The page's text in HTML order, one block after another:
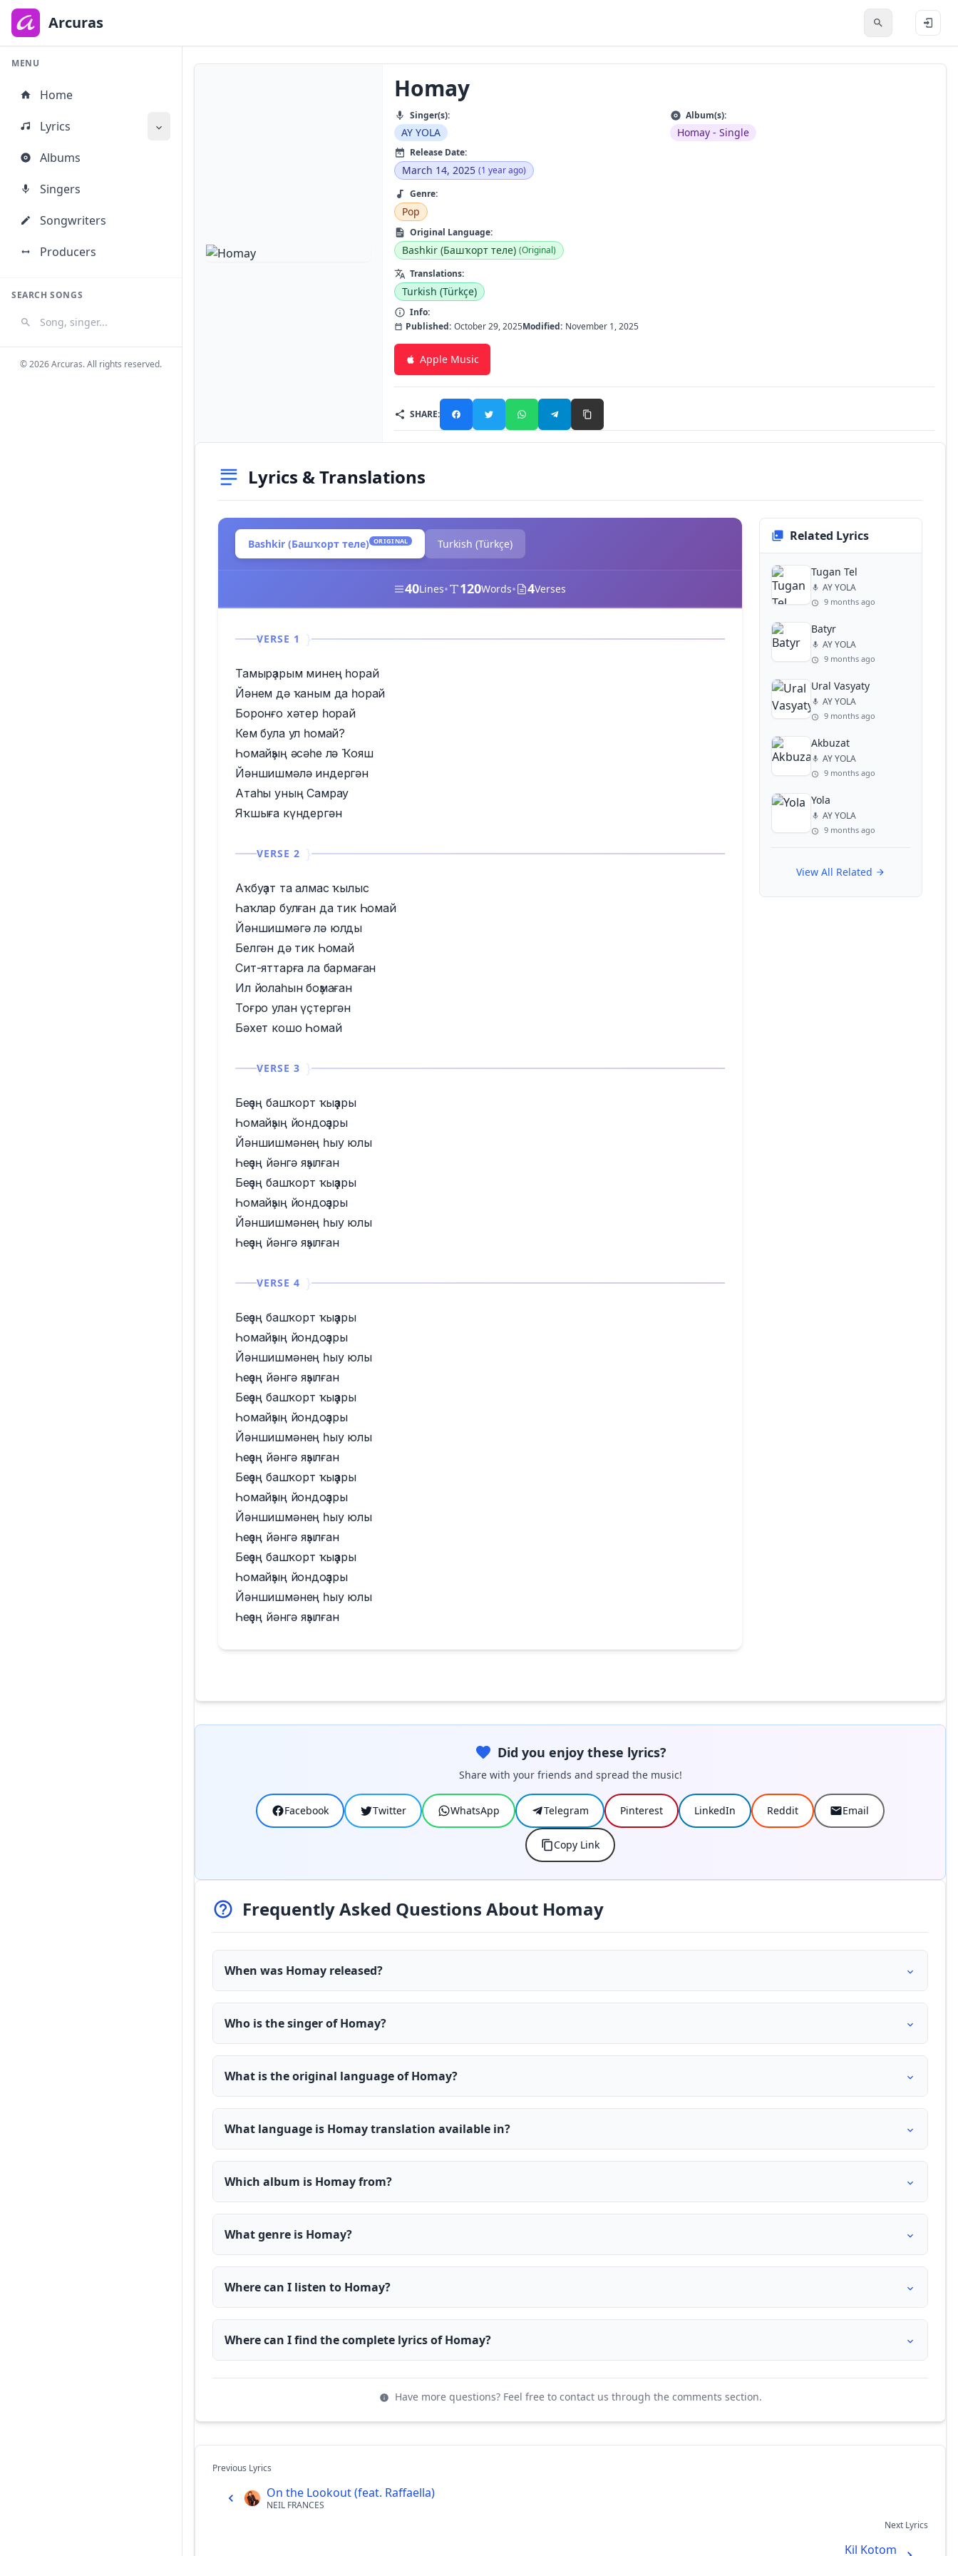
main
content
Arcuras
MENU
Home
Lyrics
Albums
Singers
Songwriters
Producers
SEARCH SONGS
Search Songs
Search
© 2026 Arcuras. All rights reserved.
Homay
Singer(s):
AY YOLA
Album(s):
Homay - Single
Release Date:
March 14, 2025 (1 year ago)
Genre:
Pop
Original Language:
Bashkir (Башҡорт теле) (Original)
Translations:
Turkish (Türkçe)
Info:
Published: October 29, 2025Modified: November 1, 2025
Apple Music
SHARE:
Lyrics & Translations
Bashkir (Башҡорт теле) ORIGINAL Turkish (Türkçe)
40Lines• 120Words• 4Verses
VERSE 1
Тамырҙарым минең һорай
Йәнем дә ҡаным да һорай
Боронғо хәтер һорай
Кем була ул һомай?
Һомайҙың әсәһе лә Ҡояш
Йәншишмәлә индергән
Атаһы уның Самрау
Яҡшыға күндергән
VERSE 2
Аҡбуҙат та алмас ҡылыс
Һаҡлар булған да тик Һомай
Йәншишмәгә лә юлды
Белгән дә тик Һомай
Сит-яттарға ла бармаған
Ил йолаһын боҙмаған
Тоғро улан үҫтергән
Бәхет кошо Һомай
VERSE 3
Беҙҙең башҡорт ҡыҙҙары
Һомайҙың йондоҙҙары
Йәншишмәнең һыу юлы
Һеҙҙең йәнгә яҙылған
Беҙҙең башҡорт ҡыҙҙары
Һомайҙың йондоҙҙары
Йәншишмәнең һыу юлы
Һеҙҙең йәнгә яҙылған
VERSE 4
Беҙҙең башҡорт ҡыҙҙары
Һомайҙың йондоҙҙары
Йәншишмәнең һыу юлы
Һеҙҙең йәнгә яҙылған
Беҙҙең башҡорт ҡыҙҙары
Һомайҙың йондоҙҙары
Йәншишмәнең һыу юлы
Һеҙҙең йәнгә яҙылған
Беҙҙең башҡорт ҡыҙҙары
Һомайҙың йондоҙҙары
Йәншишмәнең һыу юлы
Һеҙҙең йәнгә яҙылған
Беҙҙең башҡорт ҡыҙҙары
Һомайҙың йондоҙҙары
Йәншишмәнең һыу юлы
Һеҙҙең йәнгә яҙылған
Related Lyrics
Tugan Tel
AY YOLA
9 months ago
Batyr
AY YOLA
9 months ago
Ural Vasyaty
AY YOLA
9 months ago
Akbuzat
AY YOLA
9 months ago
Yola
AY YOLA
9 months ago
View All Related
Did you enjoy these lyrics?
Share with your friends and spread the music!
Facebook Twitter WhatsApp Telegram Pinterest LinkedIn Reddit Email
Copy Link
Frequently Asked Questions About Homay
When was Homay released?
Who is the singer of Homay?
What is the original language of Homay?
What language is Homay translation available in?
Which album is Homay from?
What genre is Homay?
Where can I listen to Homay?
Where can I find the complete lyrics of Homay?
Have more questions? Feel free to contact us through the comments section.
Previous Lyrics
On the Lookout (feat. Raffaella)
NEIL FRANCES
Next Lyrics
Kil Kotom